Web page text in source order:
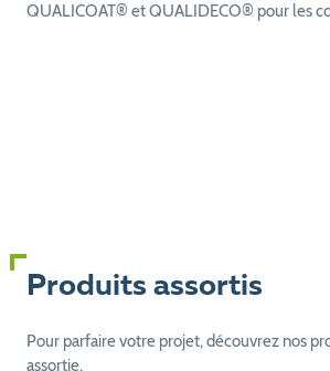
QUALICOAT® et QUALIDECO® pour les
Produits assortis
Pour parfaire votre projet, découvrez nos
assortie.